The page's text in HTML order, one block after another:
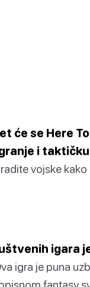
će se Here
i
vojske
igara
igra je puna
fantasy